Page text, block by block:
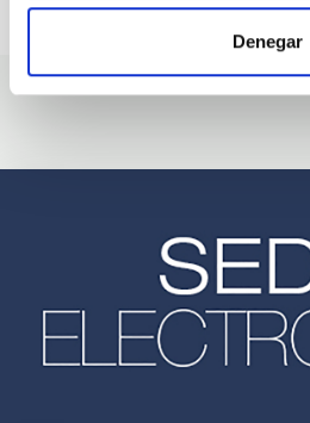
Denegar